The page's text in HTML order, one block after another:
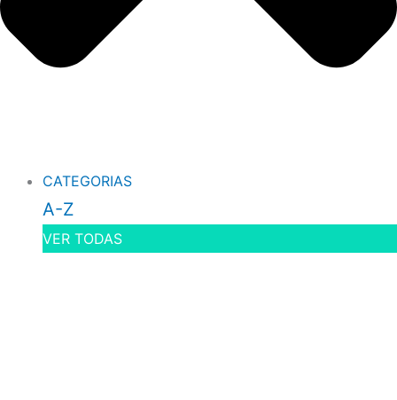
CATEGORIAS
A-Z
VER TODAS